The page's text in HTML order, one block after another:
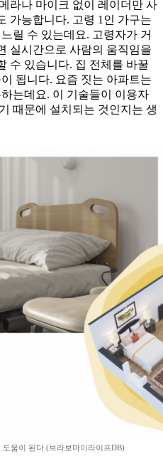
라나 마이크 없이 레이더만 사
가능합니다. 고령 1인 가구는
릴 수 있는데요. 고령자가 거
실시간으로 사람의 움직임을
수 있습니다. 집 전체를 바꿀
됩니다. 요즘 짓는 아파트는
는데요. 이 기술들이 이용자
때문에 설치되는 것인지는 생
움이 된다.(브라보마이라이프DB)